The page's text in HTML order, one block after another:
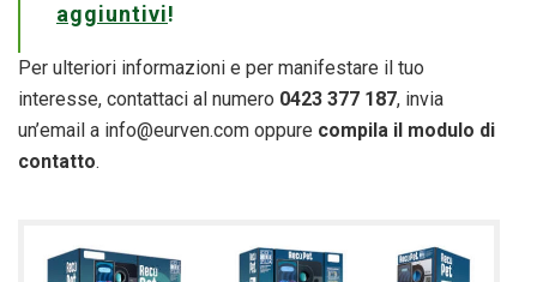
aggiuntivi!
Per ulteriori informazioni e per manifestare il tuo
interesse, contattaci al numero 0423 377 187, invia
un’email a info@eurven.com oppure compila il modulo di
contatto.